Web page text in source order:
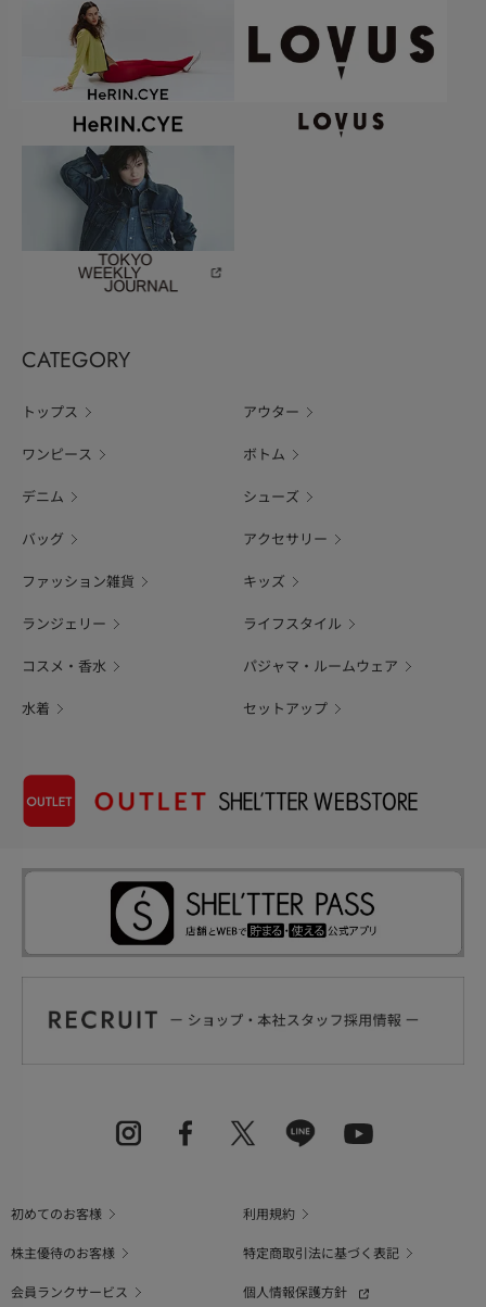
CATEGORY
トップス アウター
ワンピース ボトム
デニム シューズ
バッグ アクセサリー
ファッション雑貨 キッズ
ランジェリー ライフスタイル
コスメ・香水 パジャマ・ルームウェア
水着 セットアップ
初めてのお客様
利用規約
株主優待のお客様
特定商取引法に基づく表記
会員ランクサービス
個人情報保護方針